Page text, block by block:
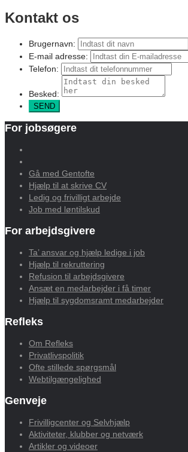
Kontakt os
Brugernavn:
E-mail adresse:
Telefon:
Besked:
For jobsøgere
Gå med Gentofte
Hjælp til at skrive CV
Ledig og frivilligt arbejde
Job med løntilskud
For arbejdsgivere
Ta’ ansvar og hjælp ledige i job
Hjælp til rekruttering
Refusion til arbejdsgivere
Ansæt en medarbejder i få timer
Hjælp til sygdomsramt medarbejder
Refleks
Om Refleks
Privatlivspolitik
Ofte stillede spørgsmål
Webtilgængelighed
Genveje
Frivilligcenter og Selvhjælp
Aktiviteter, klubber og netværk
Artikler og videoer